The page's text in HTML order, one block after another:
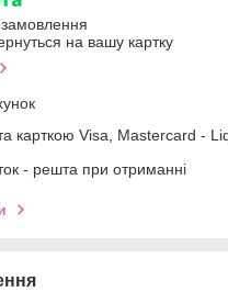
на вашу картку
карткою Visa, Mastercard -
- решта при отриманні